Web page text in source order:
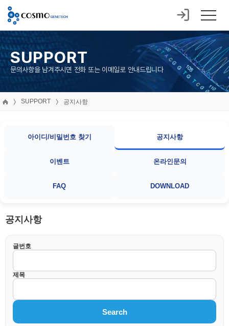
SUPPORT
문의사항을 남겨주시면 전화 또는 이메일로 안내드립니다
SUPPORT 공지사항
아이디/비밀번호 찾기 공지사항
이벤트 온라인문의
FAQ DOWNLOAD
공지사항
글번호
제목
Search